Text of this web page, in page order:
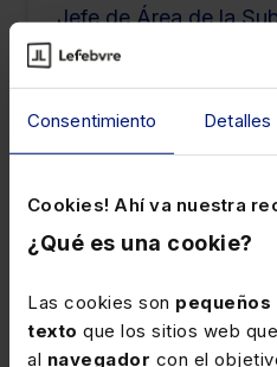
Consentimiento Detalles
Cookies! Ahí va nuestra
¿Qué es una cookie?
Las cookies son
texto que los sitios web
al navegador con el
Jefe de Área de la
de Normas Técnicas
ICAC